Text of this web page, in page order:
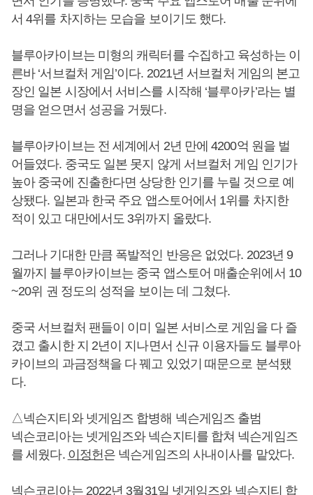
서 4위를 차지하는 모습을 보이기도 했다.
블루아카이브는 미형의 캐릭터를 수집하고 육성하는 이
른바 ‘서브컬처 게임’이다. 2021년 서브컬처 게임의 본고
장인 일본 시장에서 서비스를 시작해 ‘블루아카’라는 별
명을 얻으면서 성공을 거뒀다.
블루아카이브는 전 세계에서 2년 만에 4200억 원을 벌
어들였다. 중국도 일본 못지 않게 서브컬처 게임 인기가
높아 중국에 진출한다면 상당한 인기를 누릴 것으로 예
상됐다. 일본과 한국 주요 앱스토어에서 1위를 차지한
적이 있고 대만에서도 3위까지 올랐다.
그러나 기대한 만큼 폭발적인 반응은 없었다. 2023년 9
월까지 블루아카이브는 중국 앱스토어 매출순위에서 10
~20위 권 정도의 성적을 보이는 데 그쳤다.
중국 서브컬처 팬들이 이미 일본 서비스로 게임을 다 즐
겼고 출시한 지 2년이 지나면서 신규 이용자들도 블루아
카이브의 과금정책을 다 꿰고 있었기 때문으로 분석됐
다.
△넥슨지티와 넷게임즈 합병해 넥슨게임즈 출범
넥슨코리아는 넷게임즈와 넥슨지티를 합쳐 넥슨게임즈
를 세웠다. 이정헌은 넥슨게임즈의 사내이사를 맡았다.
넥슨코리아는 2022년 3월31일 넷게임즈와 넥슨지티 합